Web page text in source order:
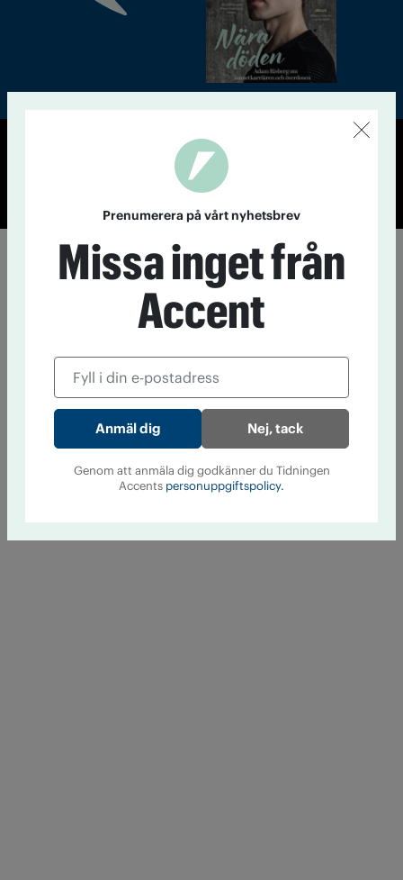
© Tidningen Accent 2026
Personuppgiftspolicy
Prenumerera på vårt nyhetsbrev
Missa inget från
Accent
Nej, tack
Genom att anmäla dig godkänner du Tidningen
Accents personuppgiftspolicy.